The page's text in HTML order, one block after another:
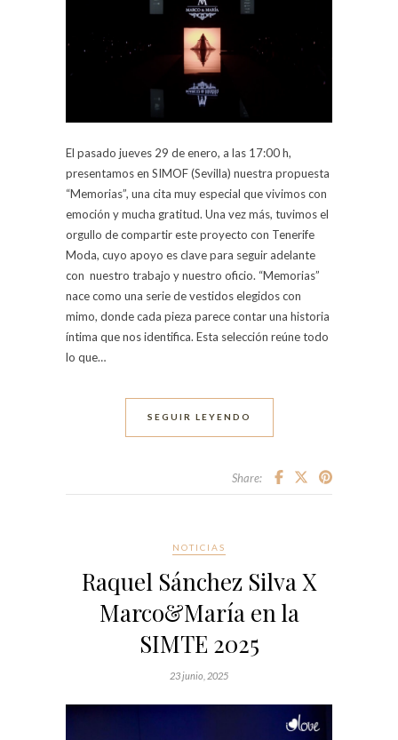
El pasado jueves 29 de enero, a las 17:00 h,
presentamos en SIMOF (Sevilla) nuestra propuesta
“Memorias”, una cita muy especial que vivimos con
emoción y mucha gratitud. Una vez más, tuvimos el
orgullo de compartir este proyecto con Tenerife
Moda, cuyo apoyo es clave para seguir adelante
con nuestro trabajo y nuestro oficio. “Memorias”
nace como una serie de vestidos elegidos con
mimo, donde cada pieza parece contar una historia
íntima que nos identifica. Esta selección reúne todo
lo que…
SEGUIR LEYENDO
Share:
NOTICIAS
Raquel Sánchez Silva X
Marco&María en la
SIMTE 2025
23 junio, 2025